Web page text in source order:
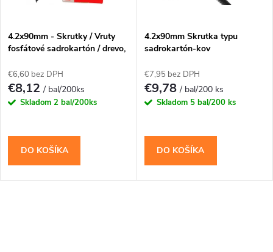
v
4.2x90mm - Skrutky / Vruty
fosfátové sadrokartón / drevo,
€6,60 bez DPH
€8,12/ bal/200ks
Skladom 2 bal/200ks
DO KOŠÍKA
4.2x90mm Skrutka typu
sadrokartón-kov
€7,95 bez DPH
€9,78/ bal/200 ks
Skladom 5 bal/200 ks
DO KOŠÍKA